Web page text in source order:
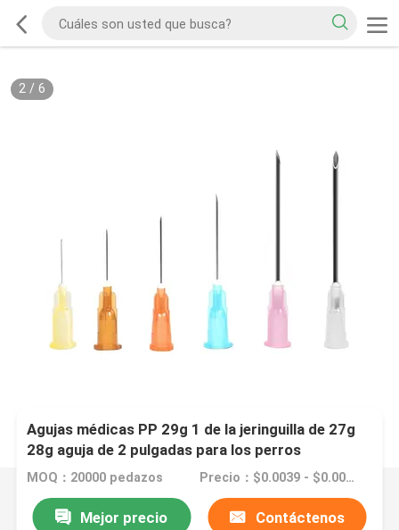
2/ 6
Agujas médicas PP 29g 1 de la jeringuilla de 27g
28g aguja de 2 pulgadas para los perros
MOQ：20000 pedazos Precio：$0.0039 - $0.0089/pieces
Mejor precio Contáctenos